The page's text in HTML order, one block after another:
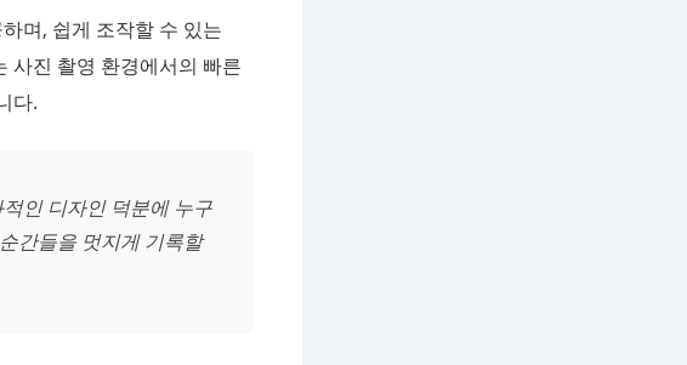
며, 쉽게 조작할 수 있는
사진 촬영 환경에서의 빠른
다.
인 디자인 덕분에 누구
간들을 멋지게 기록할